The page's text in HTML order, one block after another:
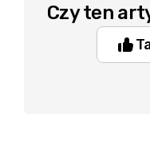
Czy ten